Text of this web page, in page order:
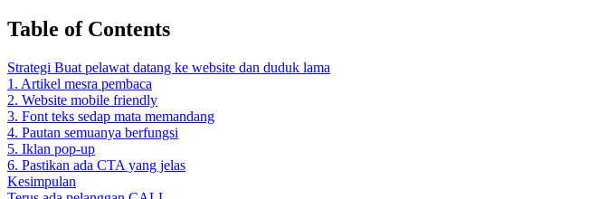
Table of Contents
Strategi Buat pelawat datang ke website dan duduk lama
1. Artikel mesra pembaca
2. Website mobile friendly
3. Font teks sedap mata memandang
4. Pautan semuanya berfungsi
5. Iklan pop-up
6. Pastikan ada CTA yang jelas
Kesimpulan